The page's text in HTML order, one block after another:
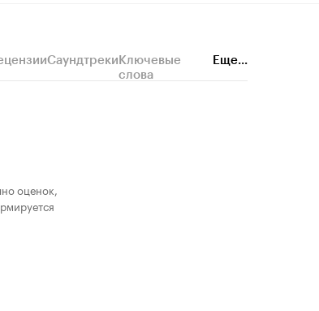
СаундтрекиКлючевые
слова
Еще...
оценок,